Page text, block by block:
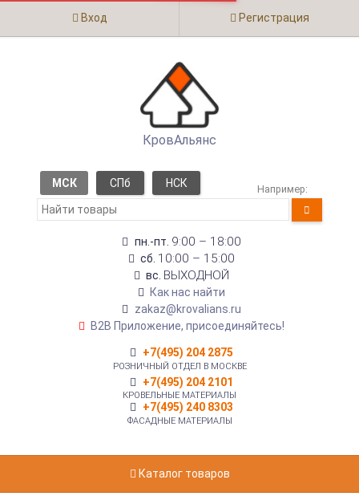
Вход Регистрация
КровАльянс
МСК СПб НСК Например:
пн.-пт. 9:00 – 18:00
сб. 10:00 – 15:00
вс. ВЫХОДНОЙ
Как нас найти
zakaz@krovalians.ru
B2B Приложение, присоединяйтесь!
+7(495) 204 2875
РОЗНИЧНЫЙ ОТДЕЛ В МОСКВЕ
+7(495) 204 2101
КРОВЕЛЬНЫЕ МАТЕРИАЛЫ
+7(495) 240 8303
ФАСАДНЫЕ МАТЕРИАЛЫ
Каталог товаров